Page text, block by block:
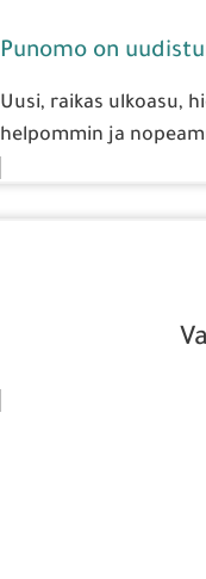
Punomo on
Uusi, raikas ulkoasu,
helpommin ja